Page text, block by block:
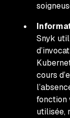
Snyk
cours
fonction
utilisée,